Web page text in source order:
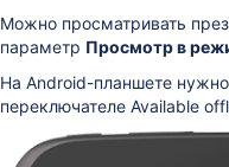
Можно просматривать
параметр Просмотр в
На Android-планшете
переключателе Available